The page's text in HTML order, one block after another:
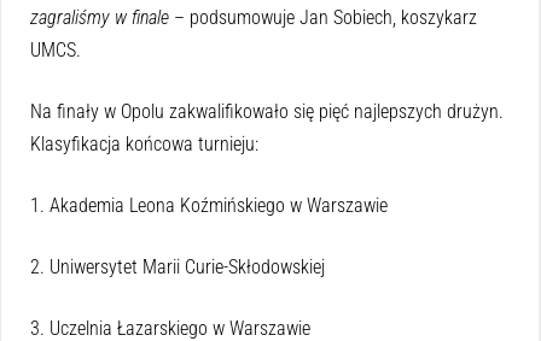
zagraliśmy w finale – podsumowuje Jan Sobiech, koszykarz
UMCS.
Na finały w Opolu zakwalifikowało się pięć najlepszych drużyn.
Klasyfikacja końcowa turnieju:
1. Akademia Leona Koźmińskiego w Warszawie
2. Uniwersytet Marii Curie-Skłodowskiej
3. Uczelnia Łazarskiego w Warszawie